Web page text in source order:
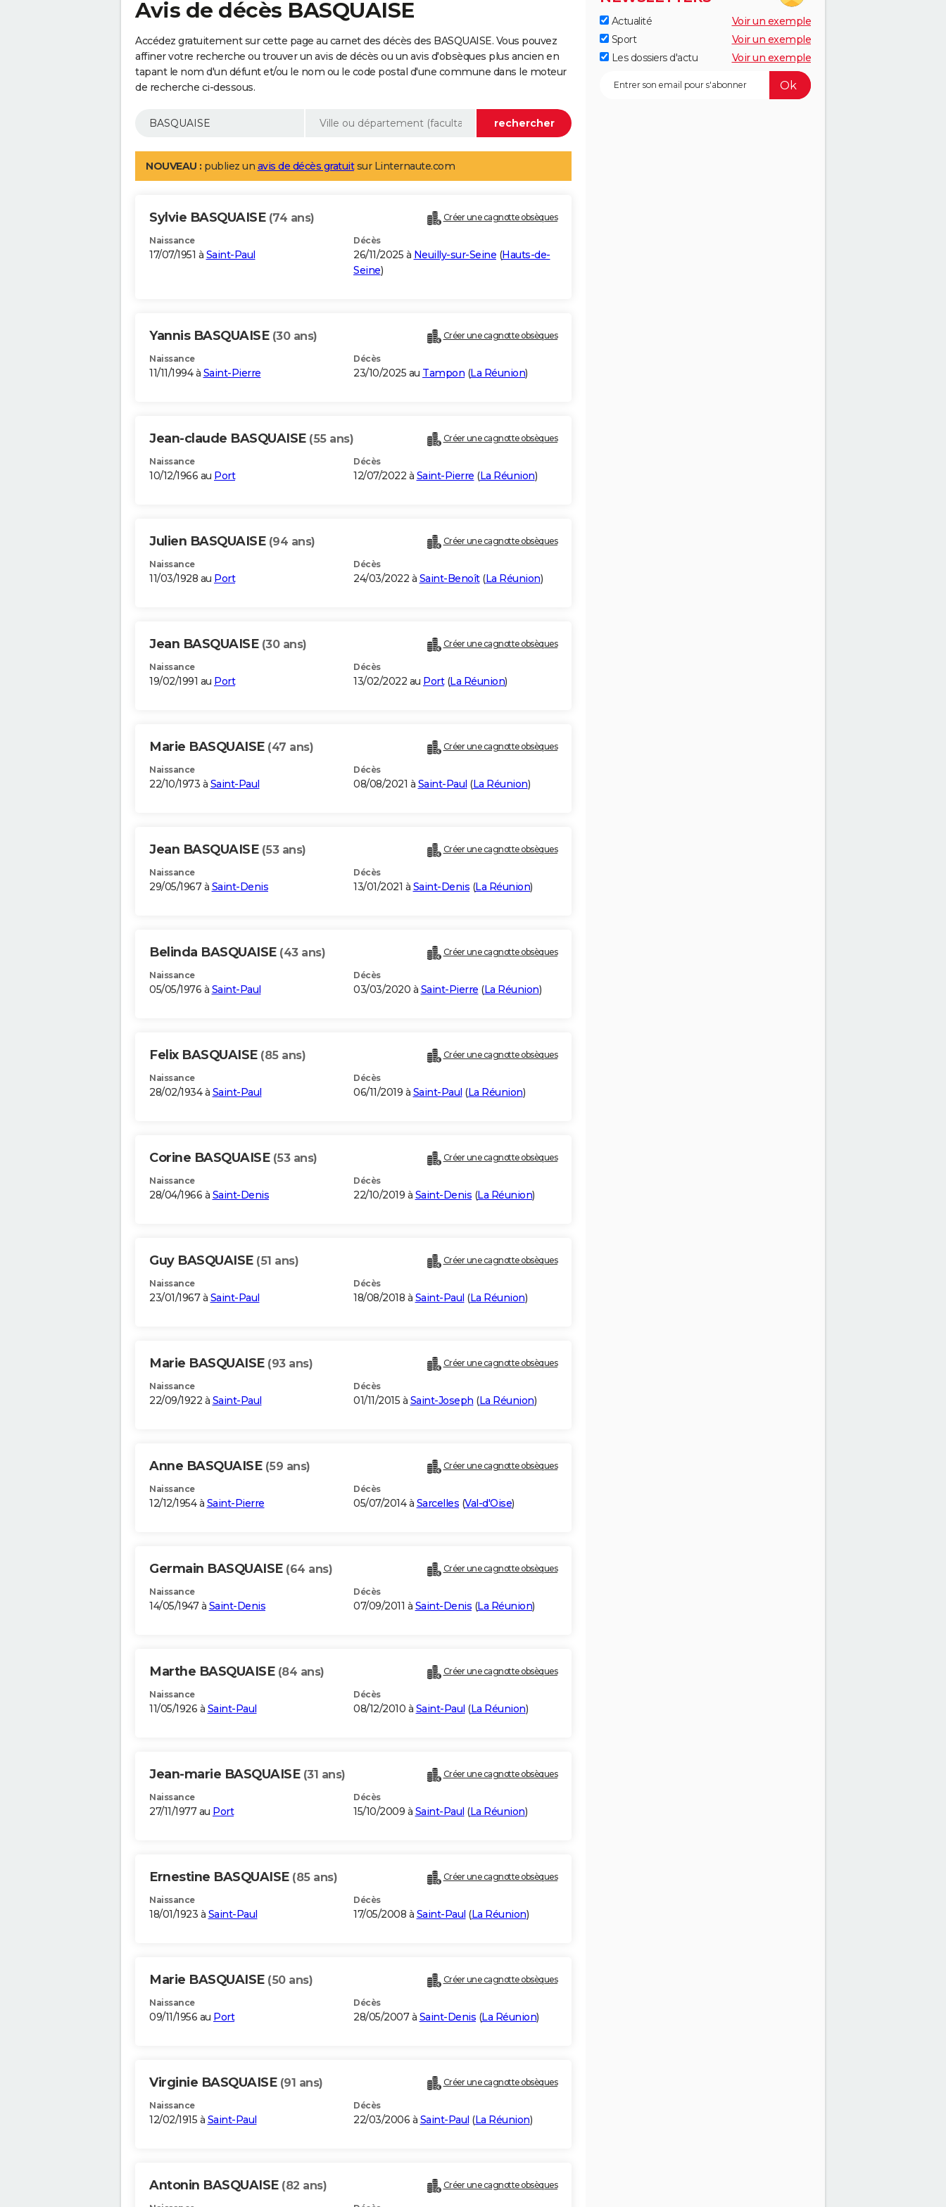
Avis de décès BASQUAISE
Accédez gratuitement sur cette page au carnet des décès des BASQUAISE. Vous pouvez
affiner votre recherche ou trouver un avis de décès ou un avis d'obsèques plus ancien en
tapant le nom d'un défunt et/ou le nom ou le code postal d'une commune dans le moteur
de recherche ci-dessous.
NOUVEAU : publiez un avis de décès gratuitsur Linternaute.com
Sylvie BASQUAISE (74 ans) Créer une cagnotte obsèques
Naissance
17/07/1951 à Saint-Paul
Décès
26/11/2025 à Neuilly-sur-Seine (Hauts-de-
Seine)
Yannis BASQUAISE (30 ans) Créer une cagnotte obsèques
Naissance
11/11/1994 à Saint-Pierre
Décès
23/10/2025 au Tampon (La Réunion)
Jean-claude BASQUAISE (55 ans) Créer une cagnotte obsèques
Naissance
10/12/1966 au Port
Décès
12/07/2022 à Saint-Pierre (La Réunion)
Julien BASQUAISE (94 ans) Créer une cagnotte obsèques
Naissance
11/03/1928 au Port
Décès
24/03/2022 à Saint-Benoît(La Réunion)
Jean BASQUAISE (30 ans) Créer une cagnotte obsèques
Naissance
19/02/1991 au Port
Décès
13/02/2022 au Port(La Réunion)
Marie BASQUAISE (47 ans) Créer une cagnotte obsèques
Naissance
22/10/1973 à Saint-Paul
Décès
08/08/2021 à Saint-Paul (La Réunion)
Jean BASQUAISE (53 ans) Créer une cagnotte obsèques
Naissance
29/05/1967 à Saint-Denis
Décès
13/01/2021 à Saint-Denis (La Réunion)
Belinda BASQUAISE (43 ans) Créer une cagnotte obsèques
Naissance
05/05/1976 à Saint-Paul
Décès
03/03/2020 à Saint-Pierre (La Réunion)
Felix BASQUAISE (85 ans) Créer une cagnotte obsèques
Naissance
28/02/1934 à Saint-Paul
Décès
06/11/2019 à Saint-Paul (La Réunion)
Corine BASQUAISE (53 ans) Créer une cagnotte obsèques
Naissance
28/04/1966 à Saint-Denis
Décès
22/10/2019 à Saint-Denis (La Réunion)
Guy BASQUAISE (51 ans) Créer une cagnotte obsèques
Naissance
23/01/1967 à Saint-Paul
Décès
18/08/2018 à Saint-Paul (La Réunion)
Marie BASQUAISE (93 ans) Créer une cagnotte obsèques
Naissance
22/09/1922 à Saint-Paul
Décès
01/11/2015 à Saint-Joseph (La Réunion)
Anne BASQUAISE (59 ans) Créer une cagnotte obsèques
Naissance
12/12/1954 à Saint-Pierre
Décès
05/07/2014 à Sarcelles (Val-d'Oise)
Germain BASQUAISE (64 ans) Créer une cagnotte obsèques
Naissance
14/05/1947 à Saint-Denis
Décès
07/09/2011 à Saint-Denis (La Réunion)
Marthe BASQUAISE (84 ans) Créer une cagnotte obsèques
Naissance
11/05/1926 à Saint-Paul
Décès
08/12/2010 à Saint-Paul (La Réunion)
Jean-marie BASQUAISE (31 ans) Créer une cagnotte obsèques
Naissance
27/11/1977 au Port
Décès
15/10/2009 à Saint-Paul (La Réunion)
Ernestine BASQUAISE (85 ans) Créer une cagnotte obsèques
Naissance
18/01/1923 à Saint-Paul
Décès
17/05/2008 à Saint-Paul (La Réunion)
Marie BASQUAISE (50 ans) Créer une cagnotte obsèques
Naissance
09/11/1956 au Port
Décès
28/05/2007 à Saint-Denis (La Réunion)
Virginie BASQUAISE (91 ans) Créer une cagnotte obsèques
Naissance
12/02/1915 à Saint-Paul
Décès
22/03/2006 à Saint-Paul (La Réunion)
Antonin BASQUAISE (82 ans) Créer une cagnotte obsèques
Actualité
Voir un exemple
Sport
Voir un exemple
Les dossiers d'actu
Voir un exemple